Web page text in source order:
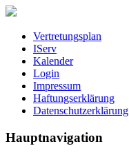
Vertretungsplan
IServ
Kalender
Login
Impressum
Haftungserklärung
Datenschutzerklärung
Hauptnavigation